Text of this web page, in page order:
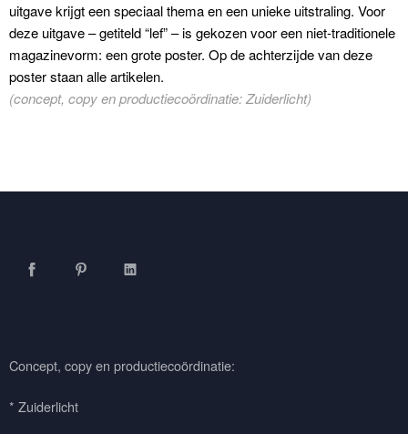
uitgave krijgt een speciaal thema en een unieke uitstraling. Voor
deze uitgave – getiteld “lef” – is gekozen voor een niet-traditionele
magazinevorm: een grote poster. Op de achterzijde van deze
poster staan alle artikelen.
(concept, copy en productiecoördinatie: Zuiderlicht)
Concept, copy en productiecoördinatie:
* Zuiderlicht